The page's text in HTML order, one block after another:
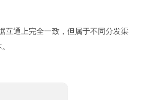
互通上完全一致，但属于不同分发渠